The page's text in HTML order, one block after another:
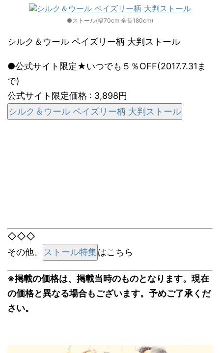
●ストール(幅70cm 全長180cm)
シルク＆ウール ペイズリー柄 大判ストール
●公式サイト限定★いつでも５％OFF(2017.7.31ま
で)
公式サイト限定価格 : 3,898円
シルク＆ウール ペイズリー柄 大判ストール
◇◇◇
その他、
ストール特集はこちら
※掲載の価格は、掲載当時のものとなります。現在
の価格と異なる場合もございます。予めご了承くだ
さい。